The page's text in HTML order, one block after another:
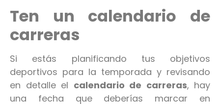
Ten un calendario de
carreras
Si estás planificando tus objetivos
deportivos para la temporada y revisando
en detalle el calendario de carreras, hay
una fecha que deberías marcar en